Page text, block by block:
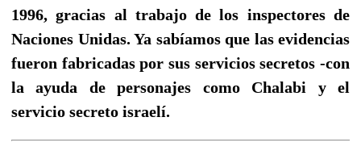
1996, gracias al trabajo de los inspectores de
Naciones Unidas. Ya sabíamos que las evidencias
fueron fabricadas por sus servicios secretos -con
la ayuda de personajes como Chalabi y el
servicio secreto israelí.